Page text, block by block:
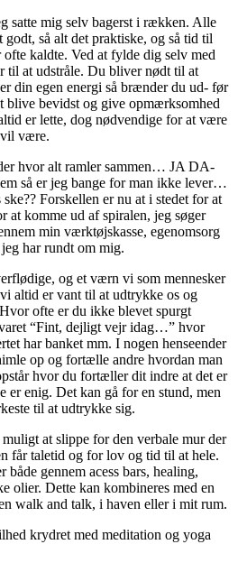
satte mig selv bagerst i rækken. Alle
så alt det praktiske, og så tid til
kaldte. Ved at fylde dig selv med
til at udstråle. Du bliver nødt til at
din egen energi så brænder du ud- før
blive bevidst og give opmærksomhed
er lette, dog nødvendige for at være
vil være.
hvor alt ramler sammen… JA DA-
så er jeg bange for man ikke lever…
Forskellen er nu at i stedet for at
at komme ud af spiralen, jeg søger
min værktøjskasse, egenomsorg
har rundt om mig.
og et værn vi som mennesker
altid er vant til at udtrykke os og
ofte er du ikke blevet spurgt
“Fint, dejligt vejr idag…” hvor
har banket mm. I nogen henseender
op og fortælle andre hvordan man
hvor du fortæller dit indre at det er
er enig. Det kan gå for en stund, men
til at udtrykke sig.
at slippe for den verbale mur der
får taletid og for lov og tid til at hele.
både gennem acess bars, healing,
olier. Dette kan kombineres med en
walk and talk, i haven eller i mit rum.
krydret med meditation og yoga